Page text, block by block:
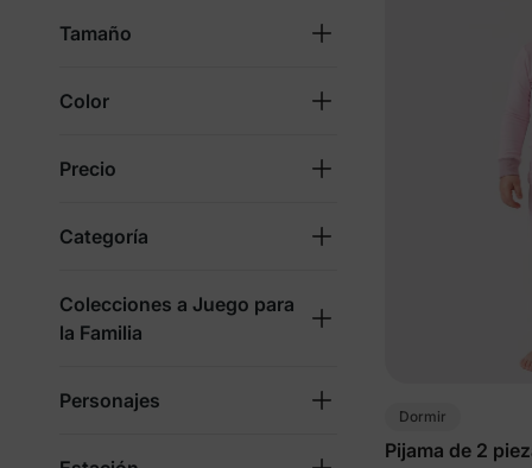
Tamaño
Color
Precio
Categoría
Colecciones a Juego para
la Familia
Personajes
Dormir
Pijama de 2